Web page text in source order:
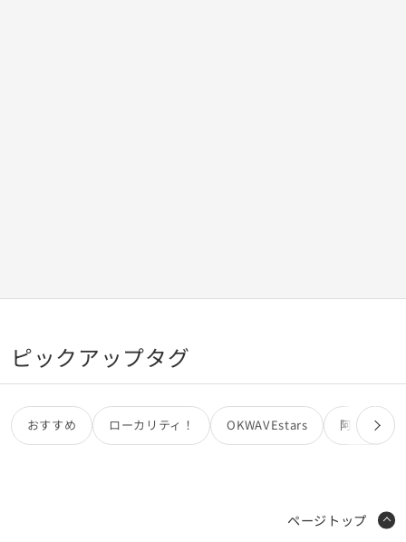
ピックアップタグ
おすすめ ローカリティ！ OKWAVEstars 阿部亮
ページトップ